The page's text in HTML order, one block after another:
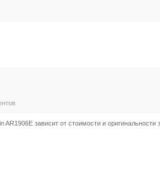
AR1906E зависит от стоимости и